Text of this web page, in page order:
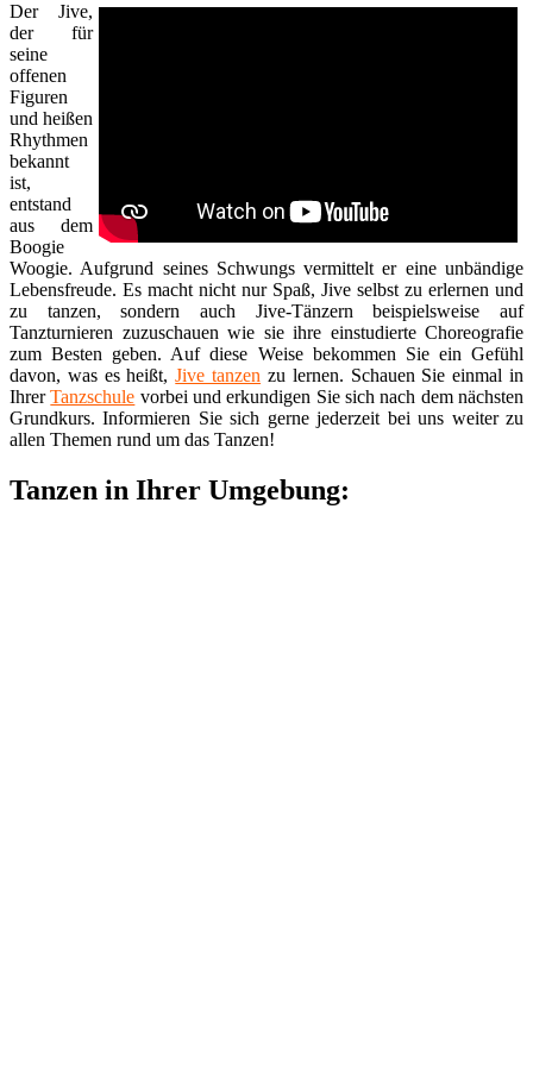
Der Jive,
der für
seine
offenen
Figuren
und heißen
Rhythmen
bekannt
ist,
entstand
aus dem
Boogie
Woogie. Aufgrund seines Schwungs vermittelt er eine unbändige
Lebensfreude. Es macht nicht nur Spaß, Jive selbst zu erlernen und
zu tanzen, sondern auch Jive-Tänzern beispielsweise auf
Tanzturnieren zuzuschauen wie sie ihre einstudierte Choreografie
zum Besten geben. Auf diese Weise bekommen Sie ein Gefühl
davon, was es heißt,Jive tanzen zu lernen. Schauen Sie einmal in
IhrerTanzschule vorbei und erkundigen Sie sich nach dem nächsten
Grundkurs. Informieren Sie sich gerne jederzeit bei uns weiter zu
allen Themen rund um das Tanzen!
Tanzen in Ihrer Umgebung: